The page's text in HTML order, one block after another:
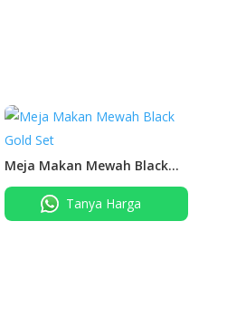
Meja Makan Mewah Black
Tanya Harga